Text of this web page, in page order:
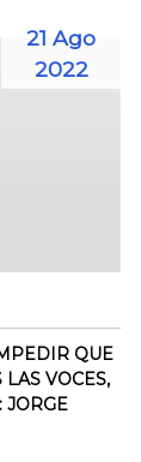
21 Ago
2022
QUE
VOCES,
JORGE